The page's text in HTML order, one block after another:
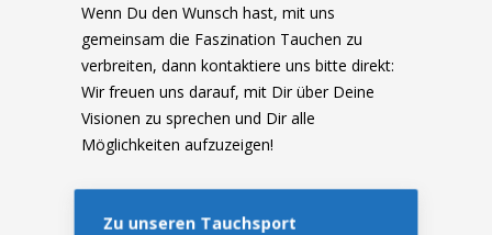
Wenn Du den Wunsch hast, mit uns
gemeinsam die Faszination Tauchen zu
verbreiten, dann kontaktiere uns bitte direkt:
Wir freuen uns darauf, mit Dir über Deine
Visionen zu sprechen und Dir alle
Möglichkeiten aufzuzeigen!
Zu unseren Tauchsport